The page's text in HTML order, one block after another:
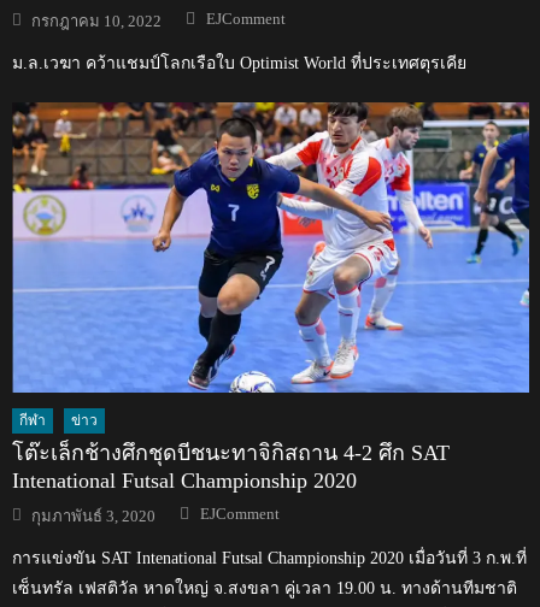
Posted
on
กรกฎาคม 10, 2022 Author
EJComment
ม.ล.เวฆา คว้าแชมป์โลกเรือใบ Optimist World ที่ประเทศตุรเคีย
กีฬา ข่าว
โต๊ะเล็กช้างศึกชุดบีชนะทาจิกิสถาน 4-2 ศึก SAT
Intenational Futsal Championship 2020
Posted
on
กุมภาพันธ์ 3, 2020 Author
EJComment
การแข่งขัน SAT Intenational Futsal Championship 2020 เมื่อวันที่ 3 ก.พ.ที่
เซ็นทรัล เฟสติวัล หาดใหญ่ จ.สงขลา คู่เวลา 19.00 น. ทางด้านทีมชาติ